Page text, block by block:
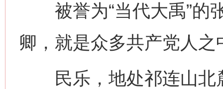
被誉为“当代大禹”的
卿，就是众多共产党人之
民乐，地处祁连山北